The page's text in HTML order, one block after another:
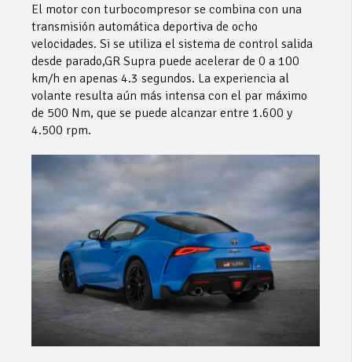
El motor con turbocompresor se combina con una
transmisión automática deportiva de ocho
velocidades. Si se utiliza el sistema de control salida
desde parado,GR Supra puede acelerar de 0 a 100
km/h en apenas 4.3 segundos. La experiencia al
volante resulta aún más intensa con el par máximo
de 500 Nm, que se puede alcanzar entre 1.600 y
4.500 rpm.